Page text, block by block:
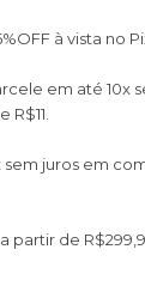
à vista no
em até 10x
juros em
partir de